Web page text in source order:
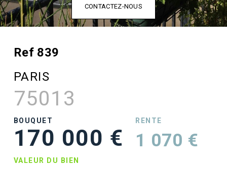
CONTACTEZ-NOUS
Ref 839
PARIS
75013
BOUQUET
170 000 €
RENTE
1 070 €
VALEUR DU BIEN